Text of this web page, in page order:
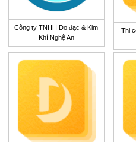
Công ty TNHH Đo đạc & Kim
Khí Nghệ An
Thi